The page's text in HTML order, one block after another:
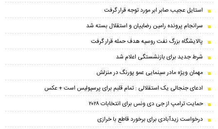
استایل عجیب صابر ابر مورد توجه قرار گرفت
سرانجام پرونده رامین رضاییان و استقلال بسته شد
پالایشگاه بزرگ نفت روسیه هدف حمله قرار گرفت
شرط جدید برای بازنشستگی اعلام شد
مهمان ویژه مادر سینمایی عمو پورنگ در منزلش
ادعای جنجالی یک استقلالی : تمام قلبم برای پرسپولیس است + عکس
حمایت ترامپ از جی دی ونس برای انتخابات ۲۰۲۸
درخواست زیدآبادی برای برخورد قاطع با خرازی